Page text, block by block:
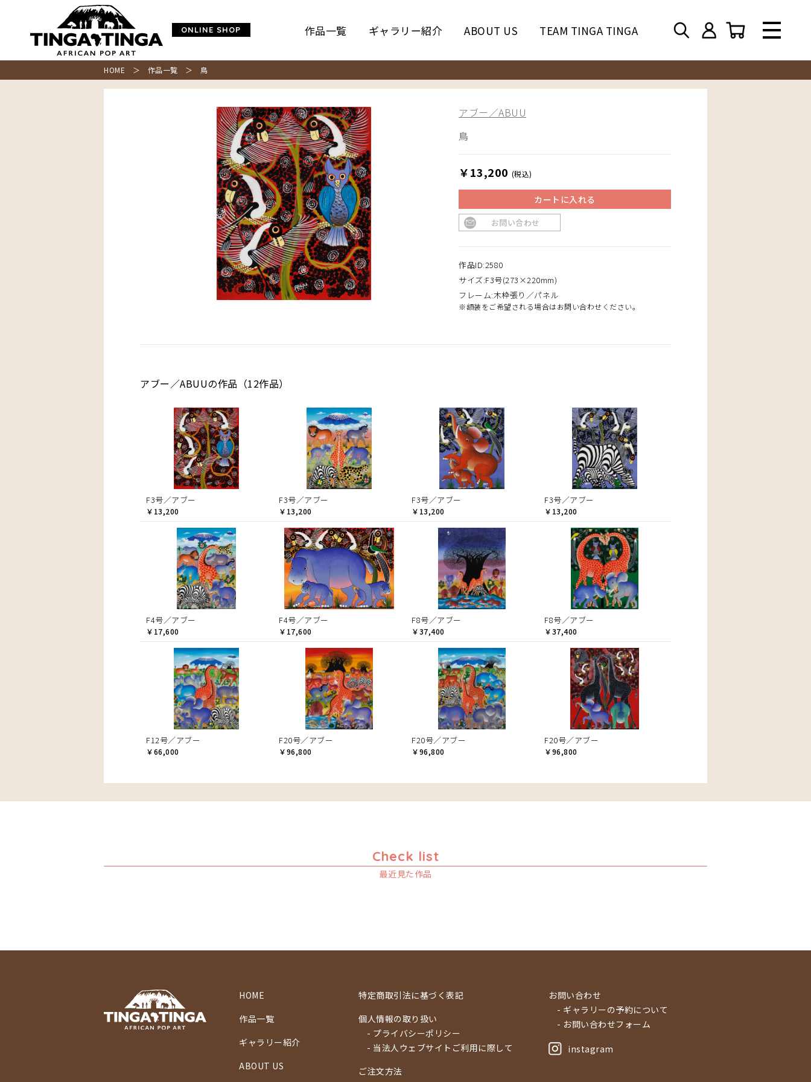
ONLINE SHOP 作品一覧 ギャラリー紹介 ABOUT US TEAM TINGA TINGA
HOME ＞ 作品一覧 ＞ 鳥
アブー／ABUU
鳥
￥13,200 (税込)
カートに入れる
お問い合わせ
作品ID:2580
サイズ:F3号(273×220mm)
フレーム:木枠張り／パネル
※額装をご希望される場合はお問い合わせください。
アブー／ABUUの作品（12作品）
F3号／アブー
￥13,200
F3号／アブー
￥13,200
F3号／アブー
￥13,200
F3号／アブー
￥13,200
F4号／アブー
￥17,600
F4号／アブー
￥17,600
F8号／アブー
￥37,400
F8号／アブー
￥37,400
F12号／アブー
￥66,000
F20号／アブー
￥96,800
F20号／アブー
￥96,800
F20号／アブー
￥96,800
Check list
最近見た作品
HOME
作品一覧
ギャラリー紹介
ABOUT US
特定商取引法に基づく表記
個人情報の取り扱い
- プライバシーポリシー
- 当法人ウェブサイトご利用に際して
ご注文方法
お問い合わせ
- ギャラリーの予約について
- お問い合わせフォーム
instagram